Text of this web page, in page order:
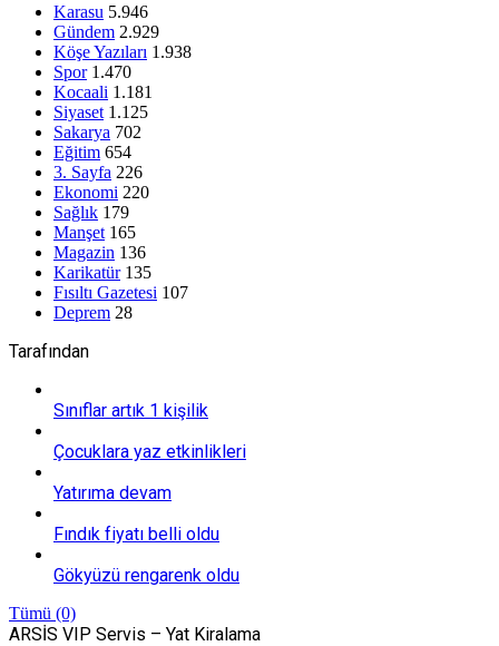
Karasu 5.946
Gündem 2.929
Köşe Yazıları 1.938
Spor 1.470
Kocaali 1.181
Siyaset 1.125
Sakarya 702
Eğitim 654
3. Sayfa 226
Ekonomi 220
Sağlık 179
Manşet 165
Magazin 136
Karikatür 135
Fısıltı Gazetesi 107
Deprem 28
Tarafından
Sınıflar artık 1 kişilik
Çocuklara yaz etkinlikleri
Yatırıma devam
Fındık fiyatı belli oldu
Gökyüzü rengarenk oldu
Tümü (0)
ARSİS VIP Servis – Yat Kiralama